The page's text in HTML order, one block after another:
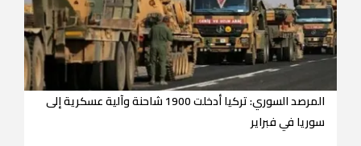
المرصد السوري: تركيا أدخلت 1900 شاحنة وآلية عسكرية إلى
سوريا في فبراير